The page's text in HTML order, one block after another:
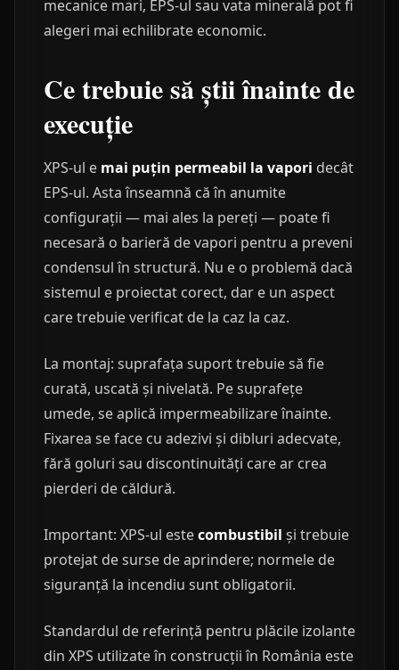
mecanice mari, EPS-ul sau vata minerală pot fi
alegeri mai echilibrate economic.
Ce trebuie să știi înainte de
execuție
XPS-ul e mai puțin permeabil la vapori decât
EPS-ul. Asta înseamnă că în anumite
configurații — mai ales la pereți — poate fi
necesară o barieră de vapori pentru a preveni
condensul în structură. Nu e o problemă dacă
sistemul e proiectat corect, dar e un aspect
care trebuie verificat de la caz la caz.
La montaj: suprafața suport trebuie să fie
curată, uscată și nivelată. Pe suprafețe
umede, se aplică impermeabilizare înainte.
Fixarea se face cu adezivi și dibluri adecvate,
fără goluri sau discontinuități care ar crea
pierderi de căldură.
Important: XPS-ul estecombustibil și trebuie
protejat de surse de aprindere; normele de
siguranță la incendiu sunt obligatorii.
Standardul de referință pentru plăcile izolante
din XPS utilizate în construcții în România este